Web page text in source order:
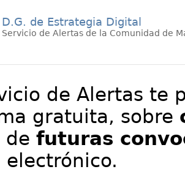
D.G. de Estrategia Digital
Servicio de Alertas de la Comunidad de
de Alertas te
gratuita, sobre
de futuras
electrónico.